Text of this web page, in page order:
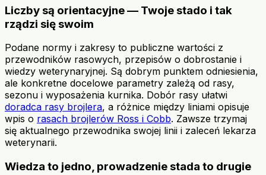
Liczby są orientacyjne — Twoje stado i tak
rządzi się swoim
Podane normy i zakresy to publiczne wartości z
przewodników rasowych, przepisów o dobrostanie i
wiedzy weterynaryjnej. Są dobrym punktem odniesienia,
ale konkretne docelowe parametry zależą od rasy,
sezonu i wyposażenia kurnika. Dobór rasy ułatwi
doradca rasy brojlera, a różnice między liniami opisuje
wpis o rasach brojlerów Ross i Cobb. Zawsze trzymaj
się aktualnego przewodnika swojej linii i zaleceń lekarza
weterynarii.
Wiedza to jedno, prowadzenie stada to drugie